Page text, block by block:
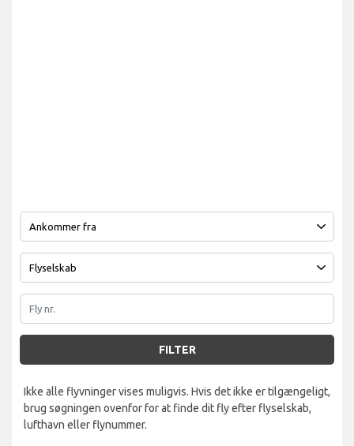
FILTER
Ikke alle flyvninger vises muligvis. Hvis det ikke er tilgængeligt,
brug søgningen ovenfor for at finde dit fly efter flyselskab,
lufthavn eller flynummer.